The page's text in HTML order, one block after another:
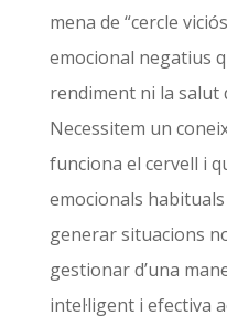
mena de “cercle
emocional negatius
rendiment ni la salut
Necessitem un
funciona el cervell i
emocionals
generar situacions
gestionar d’una
intel·ligent i efectiva